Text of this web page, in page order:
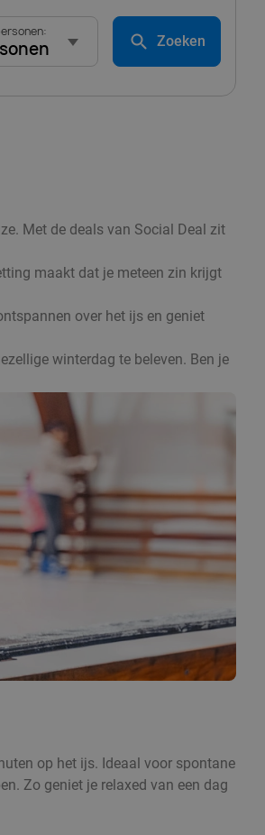
Zoeken
Met de deals van Social Deal zit
maakt dat je meteen zin krijgt
over het ijs en geniet
winterdag te beleven. Ben je
op het ijs. Ideaal voor spontane
Zo geniet je relaxed van een dag